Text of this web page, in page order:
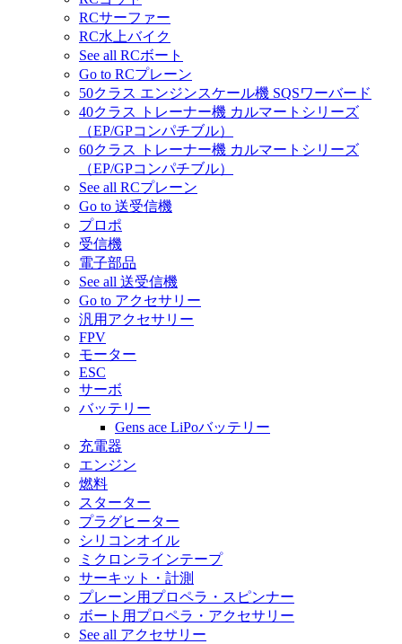
RCサーファー
RC水上バイク
See all RCボート
Go to RCプレーン
50クラス エンジンスケール機 SQSワーバード
40クラス トレーナー機 カルマートシリーズ
（EP/GPコンパチブル）
60クラス トレーナー機 カルマートシリーズ
（EP/GPコンパチブル）
See all RCプレーン
Go to 送受信機
プロポ
受信機
電子部品
See all 送受信機
Go to アクセサリー
汎用アクセサリー
FPV
モーター
ESC
サーボ
バッテリー
Gens ace LiPoバッテリー
充電器
エンジン
燃料
スターター
プラグヒーター
シリコンオイル
ミクロンラインテープ
サーキット・計測
プレーン用プロペラ・スピンナー
ボート用プロペラ・アクセサリー
See all アクセサリー